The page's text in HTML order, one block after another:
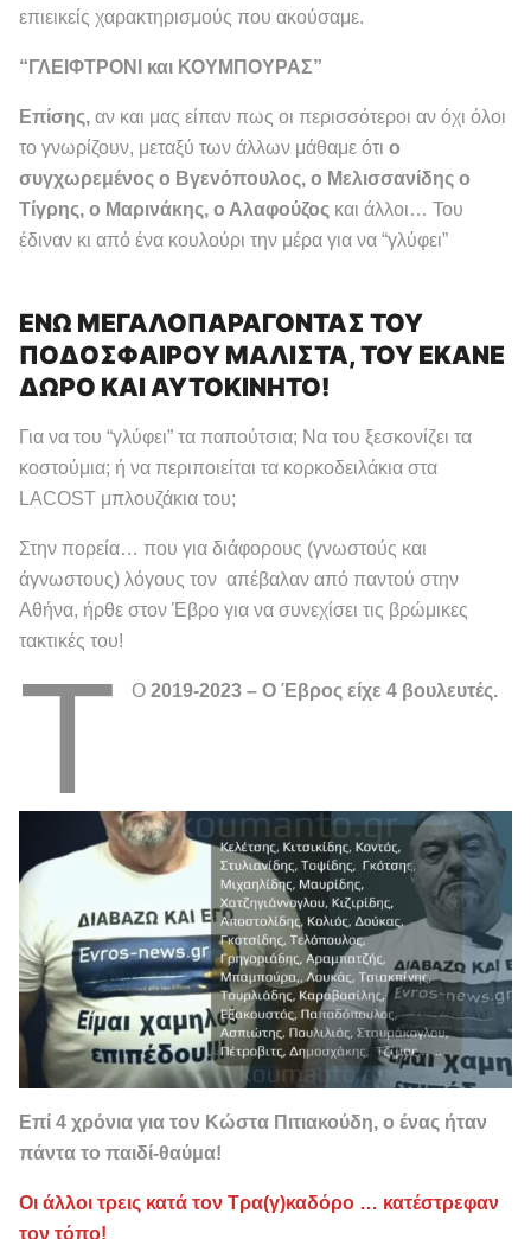
επιεικείς χαρακτηρισμούς που ακούσαμε.
“ΓΛΕΙΦΤΡΟΝΙ και ΚΟΥΜΠΟΥΡΑΣ”
Επίσης, αν και μας είπαν πως οι περισσότεροι αν όχι όλοι
το γνωρίζουν, μεταξύ των άλλων μάθαμε ότι ο
συγχωρεμένος ο Βγενόπουλος, ο Μελισσανίδης ο
Τίγρης, ο Μαρινάκης, ο Αλαφούζος και άλλοι… Του
έδιναν κι από ένα κουλούρι την μέρα για να “γλύφει”
ΕΝΩ ΜΕΓΑΛΟΠΑΡΑΓΟΝΤΑΣ ΤΟΥ
ΠΟΔΟΣΦΑΙΡΟΥ ΜΑΛΙΣΤΑ, ΤΟΥ ΕΚΑΝΕ
ΔΩΡΟ ΚΑΙ ΑΥΤΟΚΙΝΗΤΟ!
Για να του “γλύφει” τα παπούτσια; Να του ξεσκονίζει τα
κοστούμια; ή να περιποιείται τα κορκοδειλάκια στα
LACOST μπλουζάκια του;
Στην πορεία… που για διάφορους (γνωστούς και
άγνωστους) λόγους τον απέβαλαν από παντού στην
Αθήνα, ήρθε στον Έβρο για να συνεχίσει τις βρώμικες
τακτικές του!
Τ Ο2019-2023 – Ο Έβρος είχε 4 βουλευτές.
Επί 4 χρόνια για τον Κώστα Πιτιακούδη, ο ένας ήταν
πάντα το παιδί-θαύμα!
Οι άλλοι τρεις κατά τον Τρα(γ)καδόρο … κατέστρεφαν
τον τόπο!